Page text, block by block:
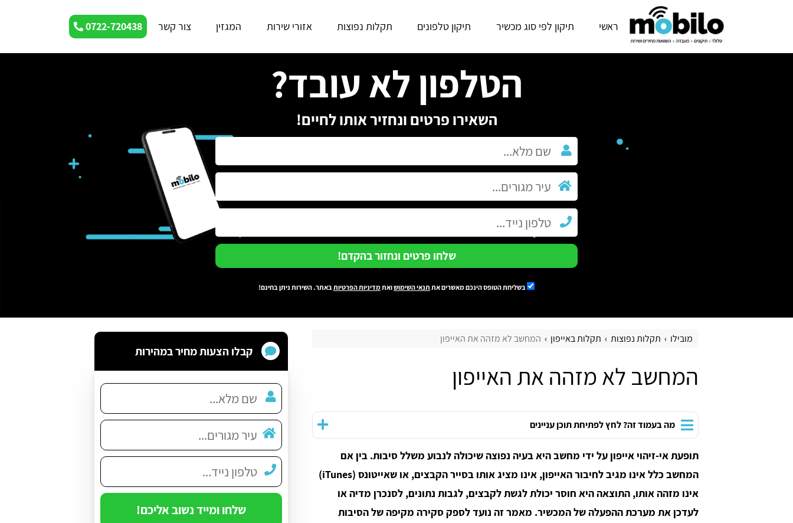
ראשי תיקון לפי סוג מכשיר תיקון טלפונים תקלות נפוצות אזורי שירות המגזין צור קשר 0722-720438
הטלפון לא עובד?
השאירו פרטים ונחזיר אותו לחיים!
שלחו פרטים ונחזור בהקדם!
בשליחת הטופס הינכם מאשרים את תנאי השימושואת מדיניות הפרטיות באתר. השירות ניתן בחינם!
מובילו תקלות נפוצות תקלות באייפון המחשב לא מזהה את האייפון
המחשב לא מזהה את האייפון
מה בעמוד זה? לחץ לפתיחת תוכן עניינים
תופעת אי-זיהוי אייפון על ידי מחשב היא בעיה נפוצה שיכולה לנבוע משלל סיבות. בין אם
המחשב כלל אינו מגיב לחיבור האייפון, אינו מציג אותו בסייר הקבצים, או שאייטונס (iTunes)
אינו מזהה אותו, התוצאה היא חוסר יכולת לגשת לקבצים, לגבות נתונים, לסנכרן מדיה או
לעדכן את מערכת ההפעלה של המכשיר. מאמר זה נועד לספק סקירה מקיפה של הסיבות
קבלו הצעות מחיר במהירות
שלחו ומייד נשוב אליכם!